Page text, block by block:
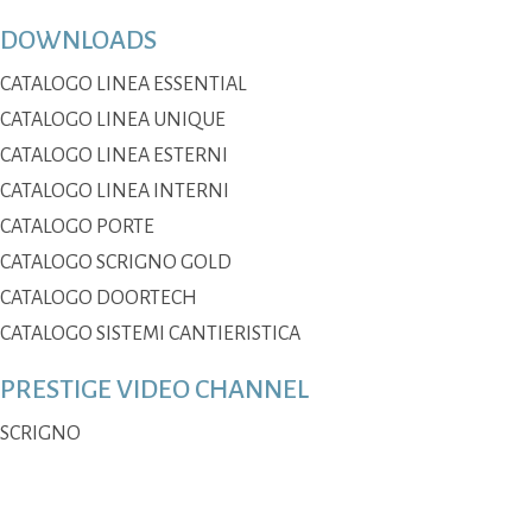
DOWNLOADS
CATALOGO LINEA ESSENTIAL
CATALOGO LINEA UNIQUE
CATALOGO LINEA ESTERNI
CATALOGO LINEA INTERNI
CATALOGO PORTE
CATALOGO SCRIGNO GOLD
CATALOGO DOORTECH
CATALOGO SISTEMI CANTIERISTICA
PRESTIGE VIDEO CHANNEL
SCRIGNO